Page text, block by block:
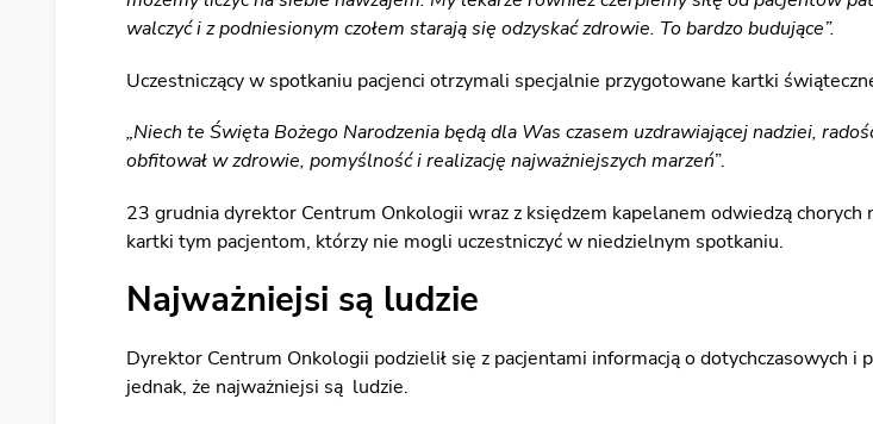
walczyć i z podniesionym czołem starają się odzyskać zdrowie. To bardzo budujące”.
Uczestniczący w spotkaniu pacjenci otrzymali specjalnie przygotowane kartki
„Niech te Święta Bożego Narodzenia będą dla Was czasem uzdrawiającej nadziei,
obfitował w zdrowie, pomyślność i realizację najważniejszych marzeń”.
23 grudnia dyrektor Centrum Onkologii wraz z księdzem kapelanem odwiedzą chorych
kartki tym pacjentom, którzy nie mogli uczestniczyć w niedzielnym spotkaniu.
Najważniejsi są ludzie
Dyrektor Centrum Onkologii podzielił się z pacjentami informacją o dotychczasowych i
jednak, że najważniejsi są ludzie.